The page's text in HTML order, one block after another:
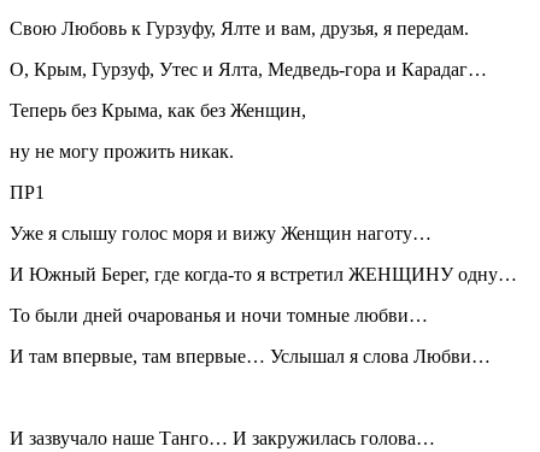
Свою Любовь к Гурзуфу, Ялте и вам, друзья, я передам.
О, Крым, Гурзуф, Утес и Ялта, Медведь-гора и Карадаг…
Теперь без Крыма, как без Женщин,
ну не могу прожить никак.
ПР1
Уже я слышу голос моря и вижу Женщин наготу…
И Южный Берег, где когда-то я встретил ЖЕНЩИНУ одну…
То были дней очарованья и ночи томные любви…
И там впервые, там впервые… Услышал я слова Любви…
И зазвучало наше Танго… И закружилась голова…